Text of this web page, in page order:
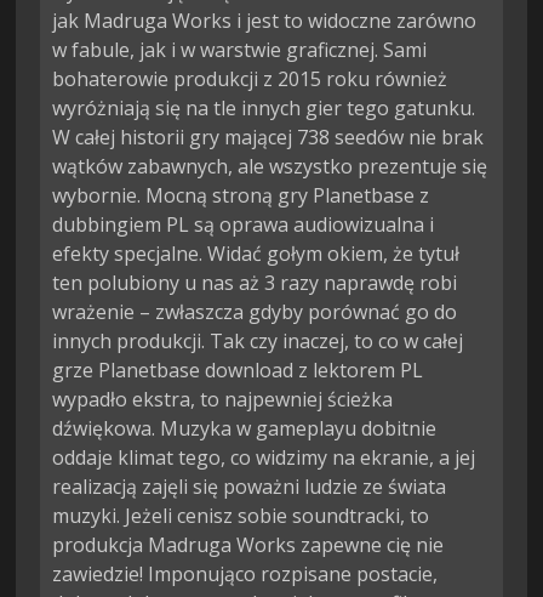
jak Madruga Works i jest to widoczne zarówno
w fabule, jak i w warstwie graficznej. Sami
bohaterowie produkcji z 2015 roku również
wyróżniają się na tle innych gier tego gatunku.
W całej historii gry mającej 738 seedów nie brak
wątków zabawnych, ale wszystko prezentuje się
wybornie. Mocną stroną gry Planetbase z
dubbingiem PL są oprawa audiowizualna i
efekty specjalne. Widać gołym okiem, że tytuł
ten polubiony u nas aż 3 razy naprawdę robi
wrażenie – zwłaszcza gdyby porównać go do
innych produkcji. Tak czy inaczej, to co w całej
grze Planetbase download z lektorem PL
wypadło ekstra, to najpewniej ścieżka
dźwiękowa. Muzyka w gameplayu dobitnie
oddaje klimat tego, co widzimy na ekranie, a jej
realizacją zajęli się poważni ludzie ze świata
muzyki. Jeżeli cenisz sobie soundtracki, to
produkcja Madruga Works zapewne cię nie
zawiedzie! Imponująco rozpisane postacie,